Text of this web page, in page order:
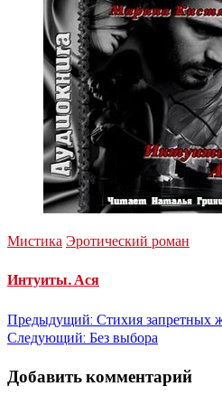
Мистика Эротический роман
Интуиты. Ася
Навигация
записям
Предыдущий: Стихия запретных
Следующий: Без выбора
Добавить комментарий